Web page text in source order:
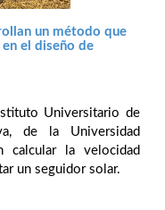
un método que
el diseño de
Universitario de
de la Universidad
calcular la velocidad
un seguidor solar.